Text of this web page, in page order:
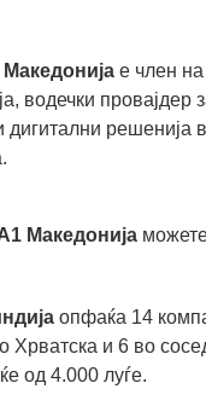
е член
водечки провајдер
дигитални решенија
Македонија
опфаќа 14
Хрватска и 6 во
од 4.000 луѓе.